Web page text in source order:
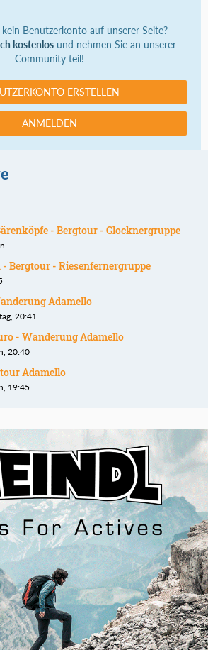
Benutzerkonto auf unserer Seite?
kostenlos und nehmen Sie an unserer
Community teil!
ERSTELLEN
ANMELDEN
- Bergtour - Glocknergruppe
Bergtour - Riesenfernergruppe
Adamello
20:41
- Wanderung Adamello
20:40
Adamello
19:45